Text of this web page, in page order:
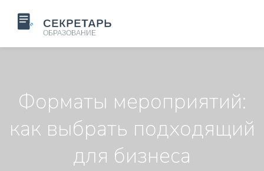
Форматы мероприятий:
как выбрать подходящий
для бизнеса